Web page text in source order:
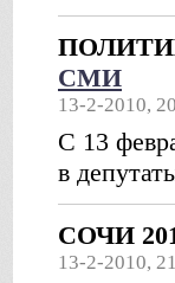
СМИ
13-2-2010,
С 13
в
СОЧИ
13-2-2010,